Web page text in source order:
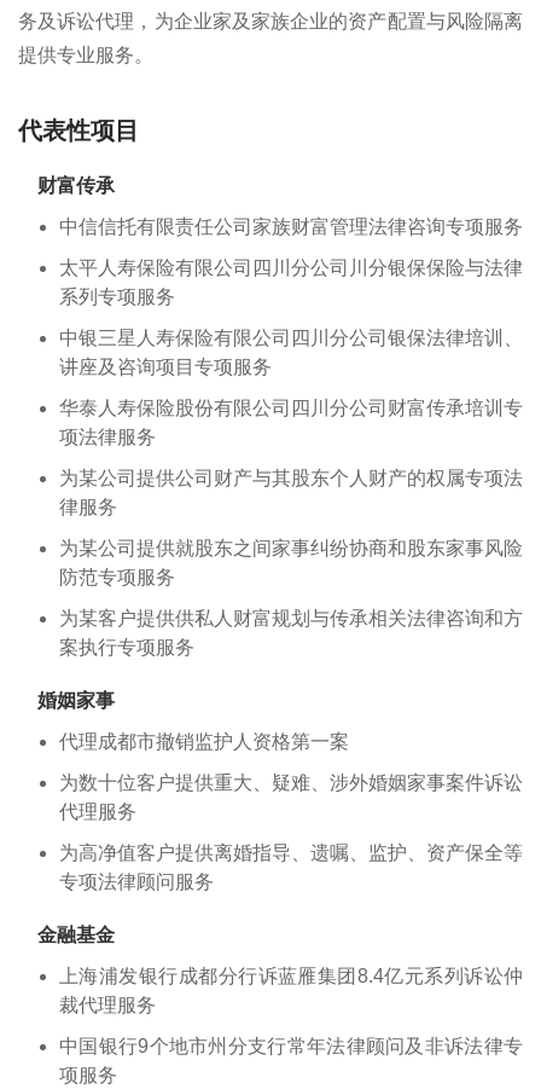
务及诉讼代理，为企业家及家族企业的资产配置与风险隔离
提供专业服务。
代表性项目
财富传承
中信信托有限责任公司家族财富管理法律咨询专项服务
太平人寿保险有限公司四川分公司川分银保保险与法律
系列专项服务
中银三星人寿保险有限公司四川分公司银保法律培训、
讲座及咨询项目专项服务
华泰人寿保险股份有限公司四川分公司财富传承培训专
项法律服务
为某公司提供公司财产与其股东个人财产的权属专项法
律服务
为某公司提供就股东之间家事纠纷协商和股东家事风险
防范专项服务
为某客户提供供私人财富规划与传承相关法律咨询和方
案执行专项服务
婚姻家事
代理成都市撤销监护人资格第一案
为数十位客户提供重大、疑难、涉外婚姻家事案件诉讼
代理服务
为高净值客户提供离婚指导、遗嘱、监护、资产保全等
专项法律顾问服务
金融基金
上海浦发银行成都分行诉蓝雁集团8.4亿元系列诉讼仲
裁代理服务
中国银行9个地市州分支行常年法律顾问及非诉法律专
项服务